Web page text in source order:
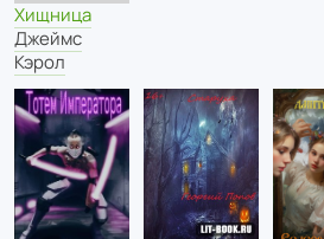
Хищница
Джеймс
Кэрол